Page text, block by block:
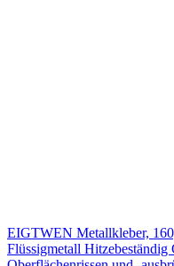
EIGTWEN Metallkleber,
Flüssigmetall Hitzebeständig